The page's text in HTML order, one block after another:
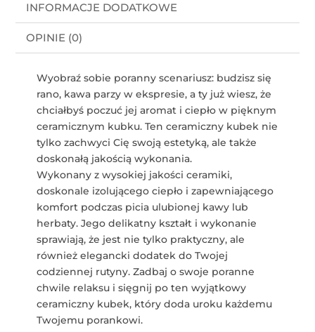
INFORMACJE DODATKOWE
OPINIE (0)
Wyobraź sobie poranny scenariusz: budzisz się
rano, kawa parzy w ekspresie, a ty już wiesz, że
chciałbyś poczuć jej aromat i ciepło w pięknym
ceramicznym kubku. Ten ceramiczny kubek nie
tylko zachwyci Cię swoją estetyką, ale także
doskonałą jakością wykonania.
Wykonany z wysokiej jakości ceramiki,
doskonale izolującego ciepło i zapewniającego
komfort podczas picia ulubionej kawy lub
herbaty. Jego delikatny kształt i wykonanie
sprawiają, że jest nie tylko praktyczny, ale
również elegancki dodatek do Twojej
codziennej rutyny. Zadbaj o swoje poranne
chwile relaksu i sięgnij po ten wyjątkowy
ceramiczny kubek, który doda uroku każdemu
Twojemu porankowi.